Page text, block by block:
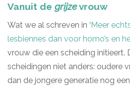
Vanuit de grijzevrouw
Wat we al schreven in ‘Meer
lesbiennes dan voor homo’s en
vrouw die een scheiding initieert.
scheidingen niet anders: oudere
dan de jongere generatie nog